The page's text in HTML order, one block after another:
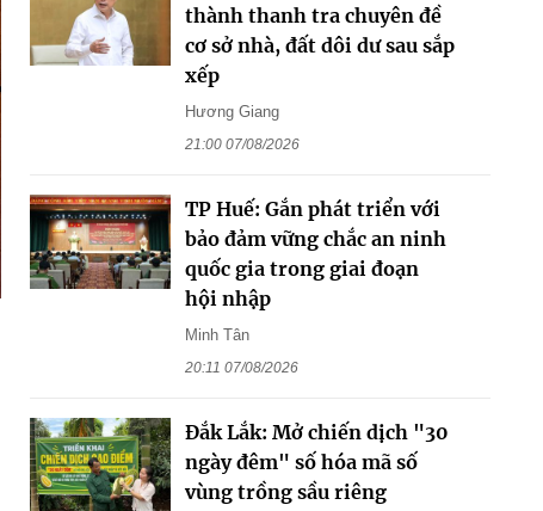
thành thanh tra chuyên đề
cơ sở nhà, đất dôi dư sau sắp
xếp
Hương Giang
21:00 07/08/2026
TP Huế: Gắn phát triển với
bảo đảm vững chắc an ninh
quốc gia trong giai đoạn
hội nhập
Minh Tân
20:11 07/08/2026
Đắk Lắk: Mở chiến dịch "30
ngày đêm" số hóa mã số
vùng trồng sầu riêng